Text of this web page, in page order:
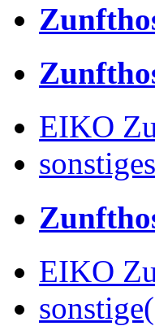
EIKO
sonstiges
EIKO
sonstige